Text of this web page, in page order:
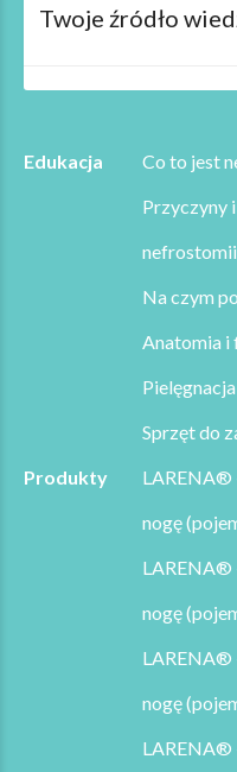
Twoje źródło
Edukacja
Co to jest
Przyczyny
nefrostomii
Na czym
Anatomia i
Sprzęt do
Produkty
LARENA®
nogę
LARENA®
nogę
LARENA®
nogę
LARENA®